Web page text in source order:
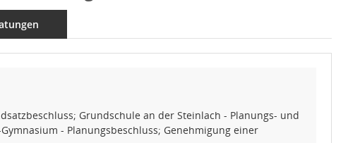
Grundschule an der Steinlach - Planungs- und
- Planungsbeschluss; Genehmigung einer